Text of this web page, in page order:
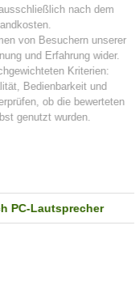
PC-Lautsprecher